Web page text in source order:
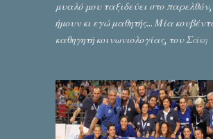
μυαλό μου ταξιδεύει στο
ήμουν κι εγώ μαθητής... Μία
καθηγητή κοινωνιολογίας, του Σάκη
Γράφει ο Σταύρος Αλευρογιάννης